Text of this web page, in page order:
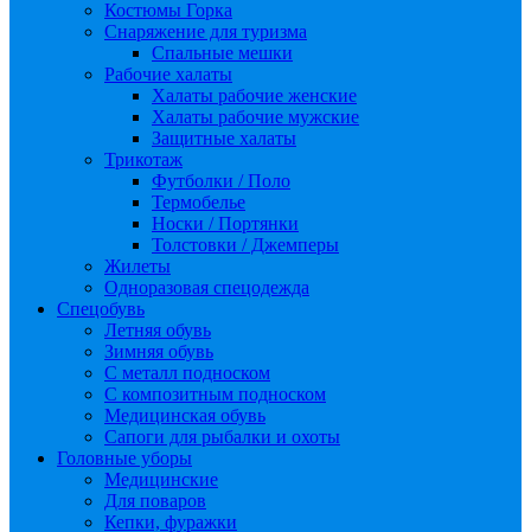
Костюмы Горка
Снаряжение для туризма
Спальные мешки
Рабочие халаты
Халаты рабочие женские
Халаты рабочие мужские
Защитные халаты
Трикотаж
Футболки / Поло
Термобелье
Носки / Портянки
Толстовки / Джемперы
Жилеты
Одноразовая спецодежда
Спецобувь
Летняя обувь
Зимняя обувь
С металл подноском
С композитным подноском
Медицинская обувь
Сапоги для рыбалки и охоты
Головные уборы
Медицинские
Для поваров
Кепки, фуражки